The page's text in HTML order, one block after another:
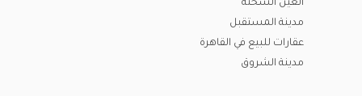
العين السخنة
مدينة المستقبل
عقارات للبيع في القاهرة
مدينة الشروق